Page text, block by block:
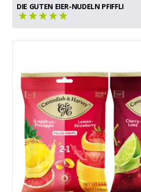
DIE GUTEN EIER-NUDELN PFIFFLI